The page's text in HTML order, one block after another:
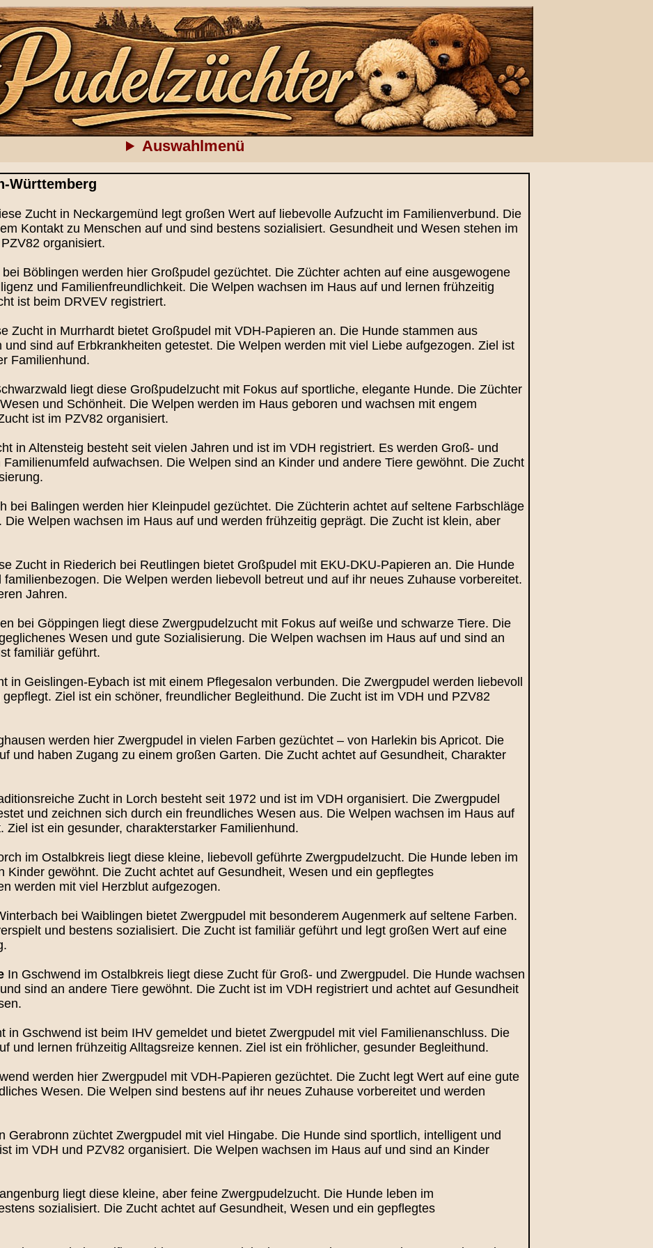
Auswahlmenü
Württemberg
Zucht in Neckargemünd legt großen Wert auf liebevolle Aufzucht im Familienverbund. Die
Kontakt zu Menschen auf und sind bestens sozialisiert. Gesundheit und Wesen stehen im
organisiert.
Böblingen werden hier Großpudel gezüchtet. Die Züchter achten auf eine ausgewogene
und Familienfreundlichkeit. Die Welpen wachsen im Haus auf und lernen frühzeitig
ist beim DRVEV registriert.
Zucht in Murrhardt bietet Großpudel mit VDH-Papieren an. Die Hunde stammen aus
und sind auf Erbkrankheiten getestet. Die Welpen werden mit viel Liebe aufgezogen. Ziel ist
Familienhund.
liegt diese Großpudelzucht mit Fokus auf sportliche, elegante Hunde. Die Züchter
und Schönheit. Die Welpen werden im Haus geboren und wachsen mit engem
ist im PZV82 organisiert.
in Altensteig besteht seit vielen Jahren und ist im VDH registriert. Es werden Groß- und
aufwachsen. Die Welpen sind an Kinder und andere Tiere gewöhnt. Die Zucht
bei Balingen werden hier Kleinpudel gezüchtet. Die Züchterin achtet auf seltene Farbschläge
Welpen wachsen im Haus auf und werden frühzeitig geprägt. Die Zucht ist klein, aber
Zucht in Riederich bei Reutlingen bietet Großpudel mit EKU-DKU-Papieren an. Die Hunde
Die Welpen werden liebevoll betreut und auf ihr neues Zuhause vorbereitet.
Jahren.
bei Göppingen liegt diese Zwergpudelzucht mit Fokus auf weiße und schwarze Tiere. Die
Wesen und gute Sozialisierung. Die Welpen wachsen im Haus auf und sind an
familiär geführt.
in Geislingen-Eybach ist mit einem Pflegesalon verbunden. Die Zwergpudel werden liebevoll
Ziel ist ein schöner, freundlicher Begleithund. Die Zucht ist im VDH und PZV82
werden hier Zwergpudel in vielen Farben gezüchtet – von Harlekin bis Apricot. Die
und haben Zugang zu einem großen Garten. Die Zucht achtet auf Gesundheit, Charakter
Zucht in Lorch besteht seit 1972 und ist im VDH organisiert. Die Zwergpudel
und zeichnen sich durch ein freundliches Wesen aus. Die Welpen wachsen im Haus auf
Ziel ist ein gesunder, charakterstarker Familienhund.
im Ostalbkreis liegt diese kleine, liebevoll geführte Zwergpudelzucht. Die Hunde leben im
Kinder gewöhnt. Die Zucht achtet auf Gesundheit, Wesen und ein gepflegtes
werden mit viel Herzblut aufgezogen.
bei Waiblingen bietet Zwergpudel mit besonderem Augenmerk auf seltene Farben.
und bestens sozialisiert. Die Zucht ist familiär geführt und legt großen Wert auf eine
In Gschwend im Ostalbkreis liegt diese Zucht für Groß- und Zwergpudel. Die Hunde wachsen
sind an andere Tiere gewöhnt. Die Zucht ist im VDH registriert und achtet auf Gesundheit
in Gschwend ist beim IHV gemeldet und bietet Zwergpudel mit viel Familienanschluss. Die
und lernen frühzeitig Alltagsreize kennen. Ziel ist ein fröhlicher, gesunder Begleithund.
werden hier Zwergpudel mit VDH-Papieren gezüchtet. Die Zucht legt Wert auf eine gute
Wesen. Die Welpen sind bestens auf ihr neues Zuhause vorbereitet und werden
Gerabronn züchtet Zwergpudel mit viel Hingabe. Die Hunde sind sportlich, intelligent und
im VDH und PZV82 organisiert. Die Welpen wachsen im Haus auf und sind an Kinder
liegt diese kleine, aber feine Zwergpudelzucht. Die Hunde leben im
sozialisiert. Die Zucht achtet auf Gesundheit, Wesen und ein gepflegtes